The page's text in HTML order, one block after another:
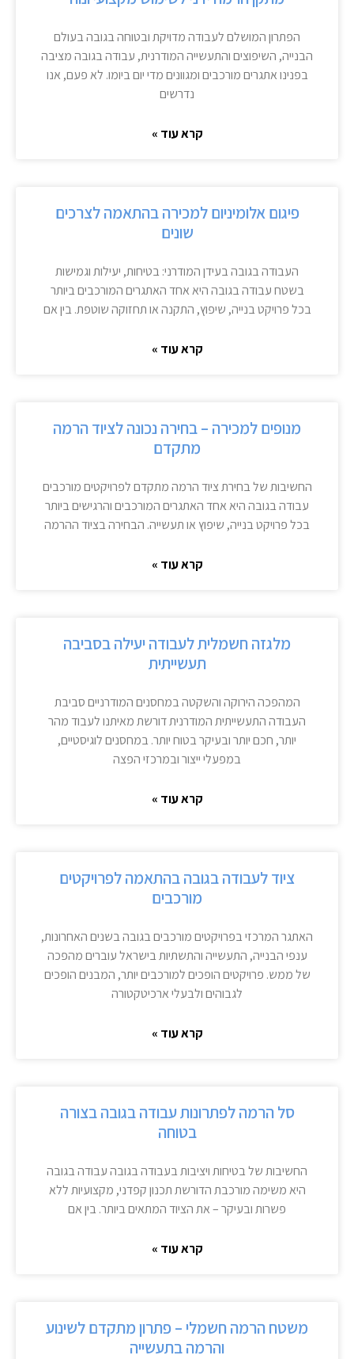
הפתרון המושלם לעבודה מדויקת ובטוחה בגובה בעולם
הבנייה, השיפוצים והתעשייה המודרנית, עבודה בגובה מציבה
בפנינו אתגרים מורכבים ומגוונים מדי יום ביומו. לא פעם, אנו
נדרשים
קרא עוד »
פיגום אלומיניום למכירה בהתאמה לצרכים
שונים
העבודה בגובה בעידן המודרני: בטיחות, יעילות וגמישות
בשטח עבודה בגובה היא אחד האתגרים המורכבים ביותר
בכל פרויקט בנייה, שיפוץ, התקנה או תחזוקה שוטפת. בין אם
קרא עוד »
מנופים למכירה – בחירה נכונה לציוד הרמה
מתקדם
החשיבות של בחירת ציוד הרמה מתקדם לפרויקטים מורכבים
עבודה בגובה היא אחד האתגרים המורכבים והרגישים ביותר
בכל פרויקט בנייה, שיפוץ או תעשייה. הבחירה בציוד ההרמה
קרא עוד »
מלגזה חשמלית לעבודה יעילה בסביבה
תעשייתית
המהפכה הירוקה והשקטה במחסנים המודרניים סביבת
העבודה התעשייתית המודרנית דורשת מאיתנו לעבוד מהר
יותר, חכם יותר ובעיקר בטוח יותר. במחסנים לוגיסטיים,
במפעלי ייצור ובמרכזי הפצה
קרא עוד »
ציוד לעבודה בגובה בהתאמה לפרויקטים
מורכבים
האתגר המרכזי בפרויקטים מורכבים בגובה בשנים האחרונות,
ענפי הבנייה, התעשייה והתשתיות בישראל עוברים מהפכה
של ממש. פרויקטים הופכים למורכבים יותר, המבנים הופכים
לגבוהים ולבעלי ארכיטקטורה
קרא עוד »
סל הרמה לפתרונות עבודה בגובה בצורה
בטוחה
החשיבות של בטיחות ויציבות בעבודה בגובה עבודה בגובה
היא משימה מורכבת הדורשת תכנון קפדני, מקצועיות ללא
פשרות ובעיקר – את הציוד המתאים ביותר. בין אם
קרא עוד »
משטח הרמה חשמלי – פתרון מתקדם לשינוע
והרמה בתעשייה